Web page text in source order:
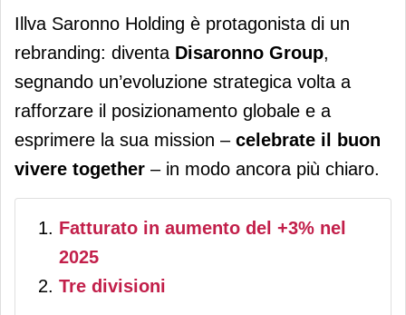
Illva Saronno Holding diventa
Disaronno Group. Nel 2025 370
milioni di fatturato
Illva Saronno Holding è protagonista di un
rebranding: diventa Disaronno Group,
segnando un’evoluzione strategica volta a
rafforzare il posizionamento globale e a
esprimere la sua mission – celebrate il buon
vivere together – in modo ancora più chiaro.
Fatturato in aumento del +3% nel
2025
Tre divisioni